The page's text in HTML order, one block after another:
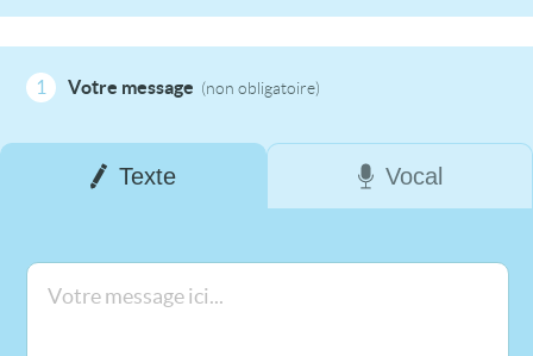
1 Votre message (non obligatoire)
Texte Vocal